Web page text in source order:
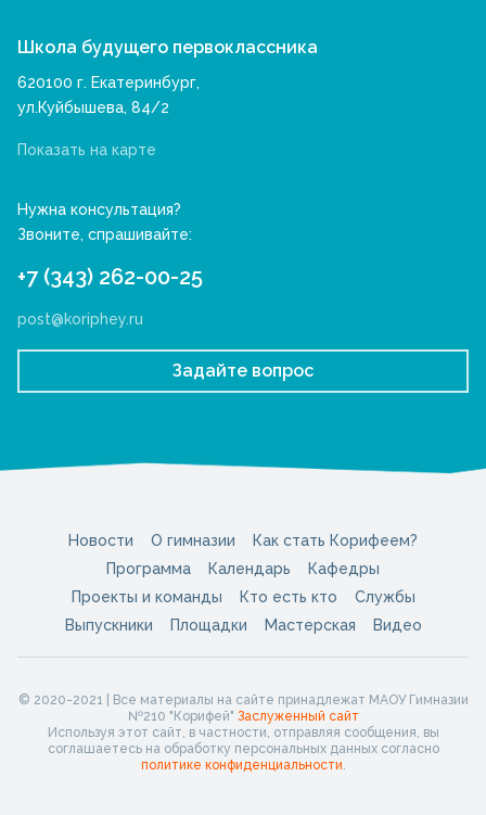
Школа будущего первоклассника
620100 г. Екатеринбург,
ул.Куйбышева, 84/2
Показать на карте
Нужна консультация?
Звоните, спрашивайте:
+7 (343) 262-00-25
post@koriphey.ru
Задайте вопрос
Новости О гимназии
Как стать Корифеем?
Программа
Календарь
Кафедры
Проекты и команды
Кто есть кто
Службы
Выпускники
Площадки Мастерская Видео
© 2020-2021 | Все материалы на сайте принадлежат МАОУ Гимназии
№210 "Корифей" Заслуженный сайт
Используя этот сайт, в частности, отправляя сообщения, вы
соглашаетесь на обработку персональных данных согласно
политике конфиденциальности.